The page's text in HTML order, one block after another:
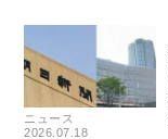
ニュース
2026.07.18